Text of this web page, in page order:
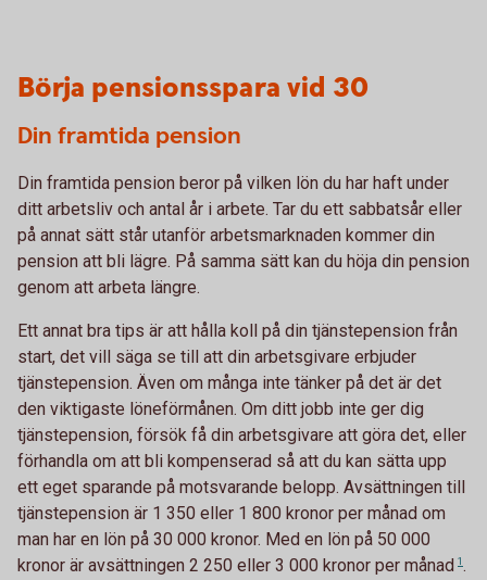
Börja pensionsspara vid 30
Din framtida pension
Din framtida pension beror på vilken lön du har haft under
ditt arbetsliv och antal år i arbete. Tar du ett sabbatsår eller
på annat sätt står utanför arbetsmarknaden kommer din
pension att bli lägre. På samma sätt kan du höja din pension
genom att arbeta längre.
Ett annat bra tips är att hålla koll på din tjänstepension från
start, det vill säga se till att din arbetsgivare erbjuder
tjänstepension. Även om många inte tänker på det är det
den viktigaste löneförmånen. Om ditt jobb inte ger dig
tjänstepension, försök få din arbetsgivare att göra det, eller
förhandla om att bli kompenserad så att du kan sätta upp
ett eget sparande på motsvarande belopp. Avsättningen till
tjänstepension är 1 350 eller 1 800 kronor per månad om
man har en lön på 30 000 kronor. Med en lön på 50 000
kronor är avsättningen 2 250 eller 3 000 kronor per månad 1.